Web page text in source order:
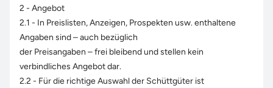
2 - Angebot
2.1 - In Preislisten, Anzeigen, Prospekten usw. enthaltene
Angaben sind – auch bezüglich
der Preisangaben – frei bleibend und stellen kein
verbindliches Angebot dar.
2.2 - Für die richtige Auswahl der Schüttgüter ist